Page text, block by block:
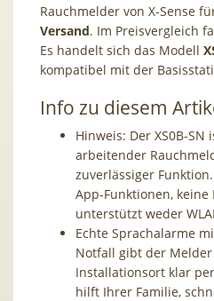
Rauchmelder von X-Sense
Versand. Im Preisvergleich
Es handelt sich das Modell
kompatibel mit der
Info zu diesem
Hinweis: Der XS0B-
arbeitender
zuverlässiger
App-Funktionen,
unterstützt weder
Echte Sprachalarme
Notfall gibt der
Installationsort klar
hilft Ihrer Familie,